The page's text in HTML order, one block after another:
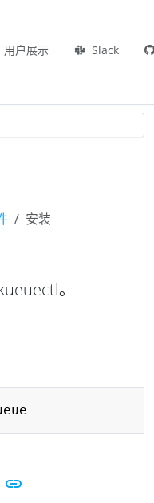
用户展示 Slack
安装
。